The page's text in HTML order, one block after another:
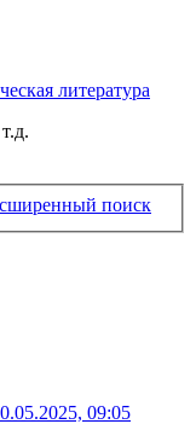
литература
поиск
09:05